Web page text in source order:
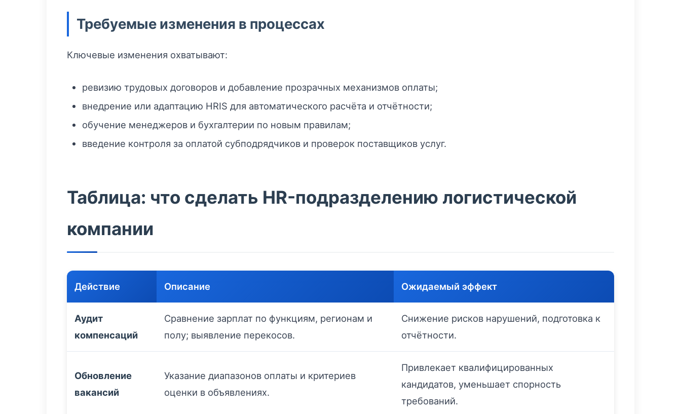
Требуемые изменения в процессах
Ключевые изменения охватывают:
ревизию трудовых договоров и добавление прозрачных механизмов оплаты;
внедрение или адаптацию HRIS для автоматического расчёта и отчётности;
обучение менеджеров и бухгалтерии по новым правилам;
введение контроля за оплатой субподрядчиков и проверок поставщиков услуг.
Таблица: что сделать HR-подразделению логистической
компании
Действие Описание Ожидаемый эффект
Аудит
компенсаций
Сравнение зарплат по функциям, регионам и
полу; выявление перекосов.
Снижение рисков нарушений, подготовка к
отчётности.
Обновление
вакансий
Указание диапазонов оплаты и критериев
оценки в объявлениях.
Привлекает квалифицированных
кандидатов, уменьшает спорность
требований.